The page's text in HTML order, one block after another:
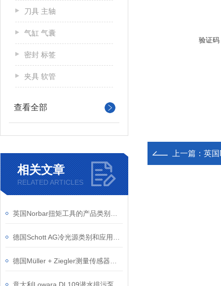
刀具 主轴
气缸 气囊
密封 标签
夹具 软管
查看全部
相关文章
RELATED ARTICLES
验证码
上一篇： 英